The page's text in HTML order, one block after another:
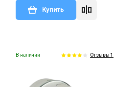
Купить
В наличии Отзывы 1